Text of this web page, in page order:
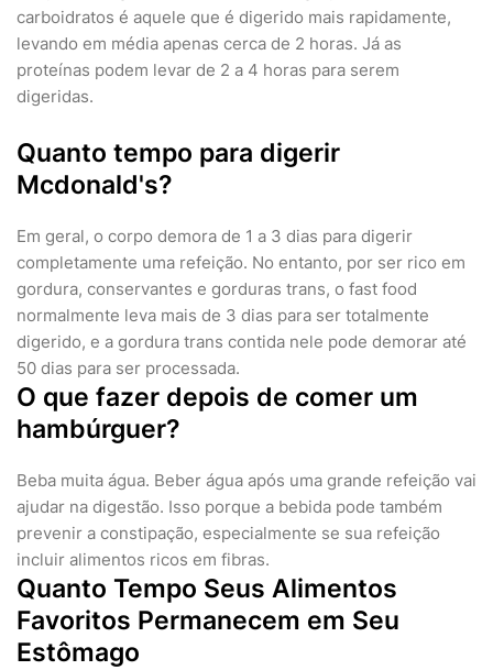
carboidratos é aquele que é digerido mais rapidamente,
levando em média apenas cerca de 2 horas. Já as
proteínas podem levar de 2 a 4 horas para serem
digeridas.
Quanto tempo para digerir
Mcdonald's?
Em geral, o corpo demora de 1 a 3 dias para digerir
completamente uma refeição. No entanto, por ser rico em
gordura, conservantes e gorduras trans, o fast food
normalmente leva mais de 3 dias para ser totalmente
digerido, e a gordura trans contida nele pode demorar até
50 dias para ser processada.
O que fazer depois de comer um
hambúrguer?
Beba muita água. Beber água após uma grande refeição vai
ajudar na digestão. Isso porque a bebida pode também
prevenir a constipação, especialmente se sua refeição
incluir alimentos ricos em fibras.
Quanto Tempo Seus Alimentos
Favoritos Permanecem em Seu
Estômago